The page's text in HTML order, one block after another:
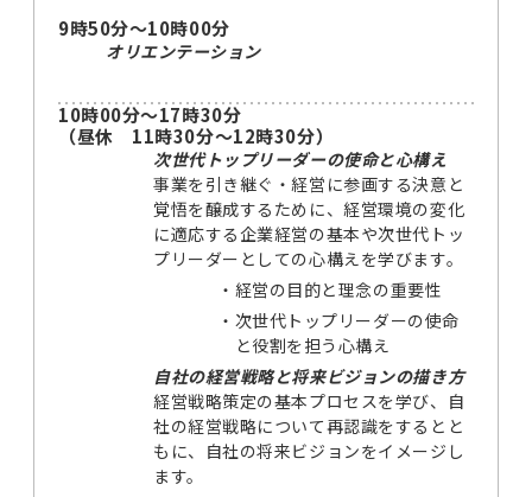
9時50分～10時00分
オリエンテーション
10時00分～17時30分
（昼休 11時30分～12時30分）
次世代トップリーダーの使命と心構え
事業を引き継ぐ・経営に参画する決意と
覚悟を醸成するために、経営環境の変化
に適応する企業経営の基本や次世代トッ
プリーダーとしての心構えを学びます。
・ 経営の目的と理念の重要性
・ 次世代トップリーダーの使命
と役割を担う心構え
自社の経営戦略と将来ビジョンの描き方
経営戦略策定の基本プロセスを学び、自
社の経営戦略について再認識をするとと
もに、自社の将来ビジョンをイメージし
ます。